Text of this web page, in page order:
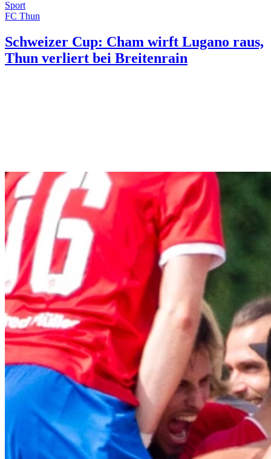
Sport
FC Thun
Schweizer Cup: Cham wirft Lugano raus,
Thun verliert bei Breitenrain